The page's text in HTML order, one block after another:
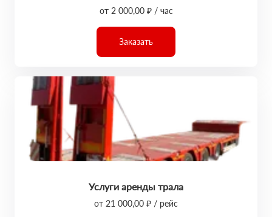
от 2 000,00 ₽ / час
Заказать
Услуги аренды трала
от 21 000,00 ₽ / рейс